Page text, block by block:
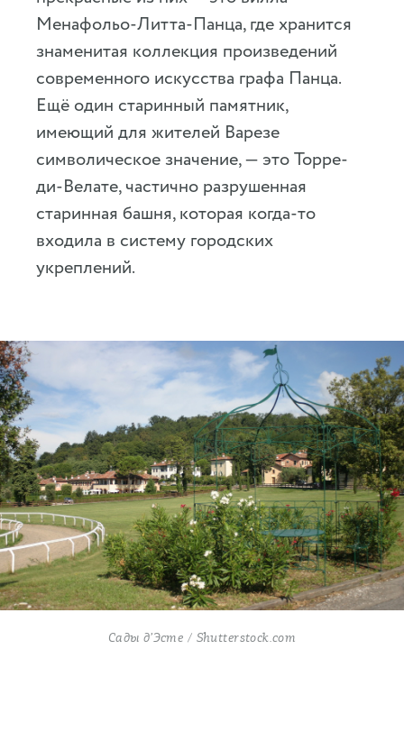
Менафольо-Литта-Панца, где хранится
знаменитая коллекция произведений
современного искусства графа Панца.
Ещё один старинный памятник,
имеющий для жителей Варезе
символическое значение, — это Торре-
ди-Велате, частично разрушенная
старинная башня, которая когда-то
входила в систему городских
укреплений.
Сады д’Эсте / Shutterstock.com